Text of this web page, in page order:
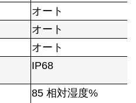
オート
オート
オート
IP68
85 相対湿度%